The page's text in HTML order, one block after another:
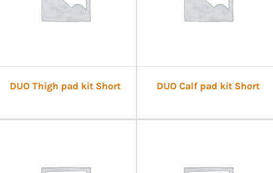
DUO Thigh pad kit Short DUO Calf pad kit Short